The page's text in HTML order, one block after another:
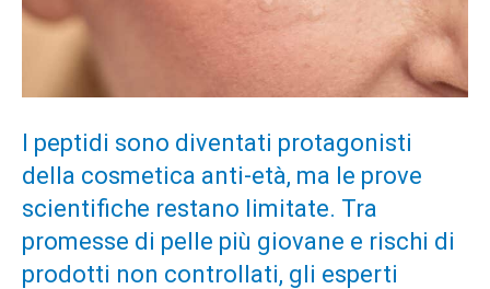
I peptidi sono diventati protagonisti
della cosmetica anti-età, ma le prove
scientifiche restano limitate. Tra
promesse di pelle più giovane e rischi di
prodotti non controllati, gli esperti